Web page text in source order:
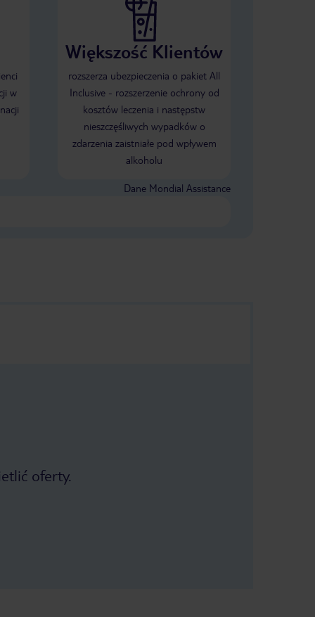
w
Większość Klientów
rozszerza ubezpieczenia o pakiet All
Inclusive - rozszerzenie ochrony od
kosztów leczenia i następstw
nieszczęśliwych wypadków o
zdarzenia zaistniałe pod wpływem
alkoholu
Dane Mondial Assistance
oferty.